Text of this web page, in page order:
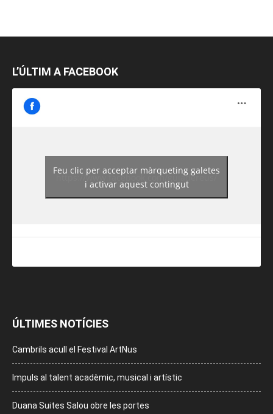
L’ÚLTIM A FACEBOOK
https://www.facebook.com/guiadereus/
Feu clic per acceptar màrqueting galetes
i activar aquest contingut
ÚLTIMES NOTÍCIES
Cambrils acull el Festival ArtNus
Impuls al talent acadèmic, musical i artístic
Duana Suites Salou obre les portes